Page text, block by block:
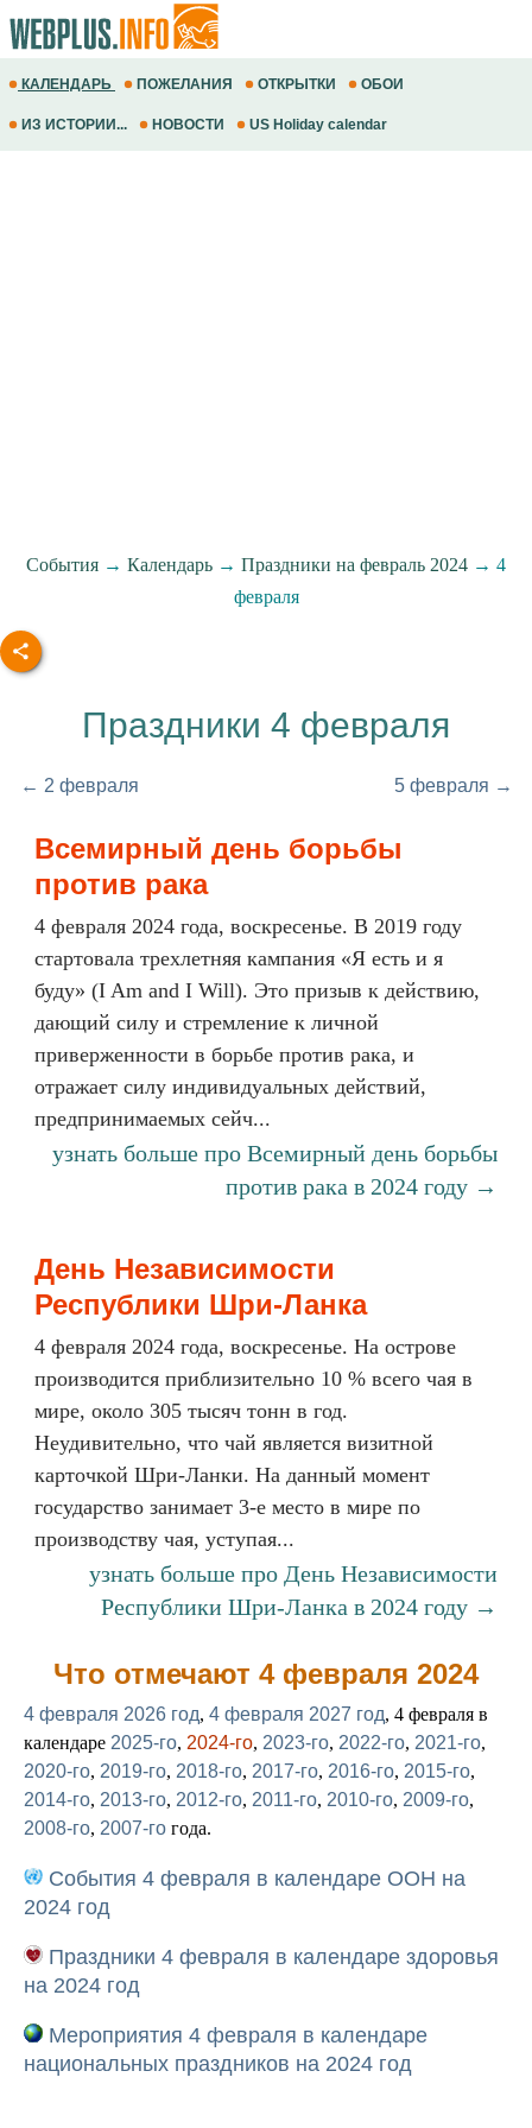
КАЛЕНДАРЬ ПОЖЕЛАНИЯ ОТКРЫТКИ ОБОИ
ИЗ ИСТОРИИ... НОВОСТИ US Holiday calendar
События → Календарь → Праздники на февраль 2024 → 4
февраля
Праздники 4 февраля
← 2 февраля 5 февраля →
Всемирный день борьбы
против рака
4 февраля 2024 года, воскресенье. В 2019 году
стартовала трехлетняя кампания «Я есть и я
буду» (I Am and I Will). Это призыв к действию,
дающий силу и стремление к личной
приверженности в борьбе против рака, и
отражает силу индивидуальных действий,
предпринимаемых сейч...
узнать больше про Всемирный день борьбы
против рака в 2024 году →
День Независимости
Республики Шри-Ланка
4 февраля 2024 года, воскресенье. На острове
производится приблизительно 10 % всего чая в
мире, около 305 тысяч тонн в год.
Неудивительно, что чай является визитной
карточкой Шри-Ланки. На данный момент
государство занимает 3-е место в мире по
производству чая, уступая...
узнать больше про День Независимости
Республики Шри-Ланка в 2024 году →
Что отмечают 4 февраля 2024
4 февраля 2026 год, 4 февраля 2027 год, 4 февраля в
календаре 2025-го, 2024-го, 2023-го, 2022-го, 2021-го,
2020-го, 2019-го, 2018-го, 2017-го, 2016-го, 2015-го,
2014-го, 2013-го, 2012-го, 2011-го, 2010-го, 2009-го,
2008-го, 2007-го года.
События 4 февраля в календаре ООН на
2024 год
Праздники 4 февраля в календаре здоровья
на 2024 год
Мероприятия 4 февраля в календаре
национальных праздников на 2024 год